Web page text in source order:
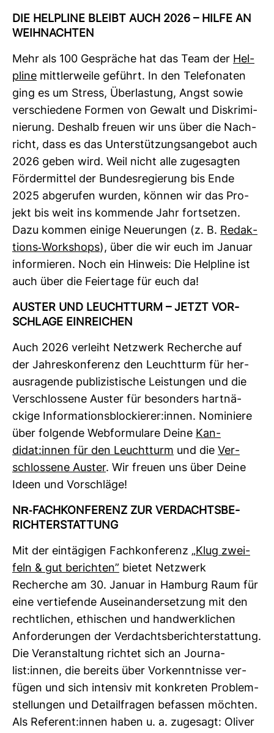
DIE HEL­PLINE BLEIBT AUCH 2026 – HILFE AN
WEIH­NACHTEN
Mehr als 100 Gespräche hat das Team der Hel­
pline mitt­ler­weile geführt. In den Tele­fo­naten
ging es um Stress, Über­las­tung, Angst sowie
ver­schie­dene Formen von Gewalt und Dis­kri­mi­
nie­rung. Des­halb freuen wir uns über die Nach­
richt, dass es das Unter­stüt­zungs­an­gebot auch
2026 geben wird. Weil nicht alle zuge­sagten
För­der­mittel der Bun­des­re­gie­rung bis Ende
2025 abge­rufen wurden, können wir das Pro­
jekt bis weit ins kom­mende Jahr fort­setzen.
Dazu kommen einige Neue­rungen (z. B. Redak­
tions-​Work­shops), über die wir euch im Januar
infor­mieren. Noch ein Hin­weis: Die Hel­pline ist
auch über die Fei­er­tage für euch da!
AUSTER UND LEUCHT­TURM – JETZT VOR­
SCHLAGE EIN­REI­CHEN
Auch 2026 ver­leiht Netz­werk Recherche auf
der Jah­res­kon­fe­renz den Leucht­turm für her­
aus­ra­gende publi­zis­ti­sche Leis­tungen und die
Ver­schlos­sene Auster für beson­ders hart­nä­
ckige Infor­ma­ti­ons­blo­ckierer:innen. Nomi­niere
über fol­gende Web­for­mu­lare Deine Kan­
didat:innen für den Leucht­turm und die Ver­
schlos­sene Auster. Wir freuen uns über Deine
Ideen und Vor­schläge!
NR-​FACH­KON­FE­RENZ ZUR VER­DACHTS­BE­
RICHT­ERSTAT­TUNG
Mit der ein­tä­gigen Fach­kon­fe­renz „Klug zwei­
feln & gut berichten” bietet Netz­werk
Recherche am 30. Januar in Ham­burg Raum für
eine ver­tie­fende Aus­ein­an­der­set­zung mit den
recht­li­chen, ethi­schen und hand­werk­li­chen
Anfor­de­rungen der Ver­dachts­be­richt­erstat­tung.
Die Ver­an­stal­tung richtet sich an Jour­na­
list:innen, die bereits über Vor­kennt­nisse ver­
fügen und sich intensiv mit kon­kreten Pro­blem­
stel­lungen und Detail­fragen befassen möchten.
Als Refe­rent:innen haben u. a. zuge­sagt: Oliver